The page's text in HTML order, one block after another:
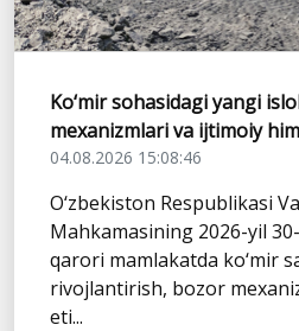
Ko‘mir sohasidagi yangi
mexanizmlari va ijtimoiy
04.08.2026 15:08:46
O‘zbekiston Respublikasi
Mahkamasining 2026-yil
qarori mamlakatda ko‘mir
rivojlantirish, bozor
eti...